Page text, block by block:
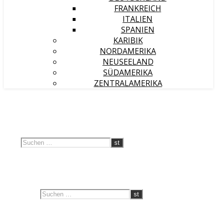
FRANKREICH
ITALIEN
SPANIEN
KARIBIK
NORDAMERIKA
NEUSEELAND
SÜDAMERIKA
ZENTRALAMERIKA